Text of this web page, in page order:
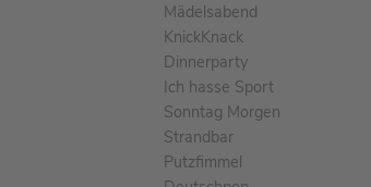
Mädelsabend
KnickKnack
Dinnerparty
Ich hasse Sport
Sonntag Morgen
Strandbar
Putzfimmel